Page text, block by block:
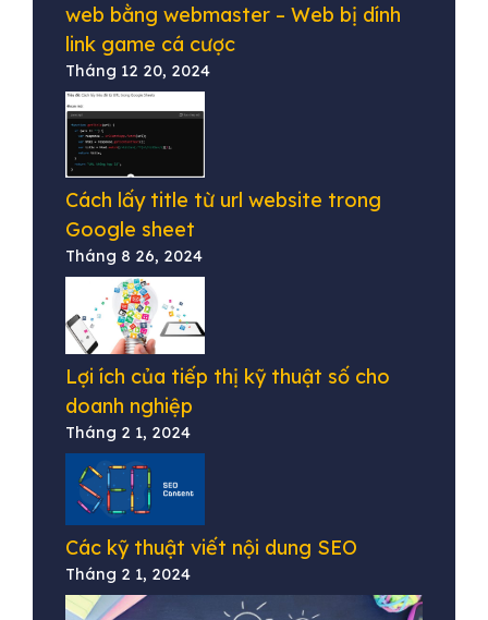
web bằng webmaster – Web bị dính
link game cá cược
Tháng 12 20, 2024
Cách lấy title từ url website trong
Google sheet
Tháng 8 26, 2024
Lợi ích của tiếp thị kỹ thuật số cho
doanh nghiệp
Tháng 2 1, 2024
Các kỹ thuật viết nội dung SEO
Tháng 2 1, 2024